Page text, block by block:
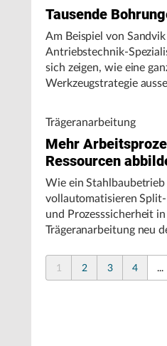
Tausende
Am Beispiel von
Antriebstechnik-
sich zeigen, wie eine
Werkzeugstrategie
Trägeranarbeitung
Mehr
Ressourcen
Wie ein
vollautomatisieren
und Prozesssicherheit
Trägeranarbeitung neu
1 2 3 4 ...